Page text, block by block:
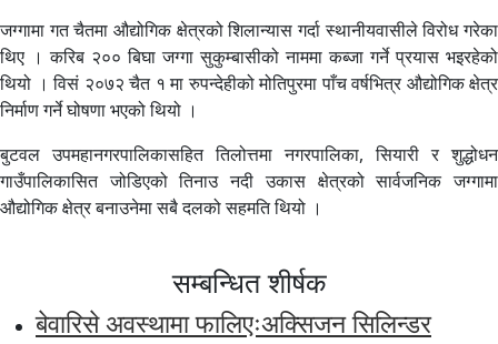
जग्गामा गत चैतमा औद्योगिक क्षेत्रको शिलान्यास गर्दा स्थानीयवासीले विरोध गरेका
थिए । करिब २०० बिघा जग्गा सुकुम्बासीको नाममा कब्जा गर्ने प्रयास भइरहेको
थियो । विसं २०७२ चैत १ मा रुपन्देहीको मोतिपुरमा पाँच वर्षभित्र औद्योगिक क्षेत्र
निर्माण गर्ने घोषणा भएको थियो ।
बुटवल उपमहानगरपालिकासहित तिलोत्तमा नगरपालिका, सियारी र शुद्धोधन
गाउँपालिकासित जोडिएको तिनाउ नदी उकास क्षेत्रको सार्वजनिक जग्गामा
औद्योगिक क्षेत्र बनाउनेमा सबै दलको सहमति थियो ।
सम्बन्धित शीर्षक
बेवारिसे अवस्थामा फालिएःअक्सिजन सिलिन्डर